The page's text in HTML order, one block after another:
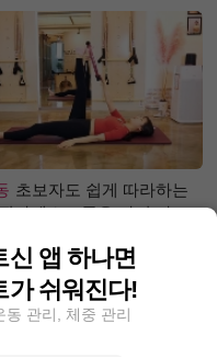
초보자도 쉽게 따라하는
라테스 – 곧은 다리 라인
신 앱 하나면
가 쉬워진다!
동 관리, 체중 관리